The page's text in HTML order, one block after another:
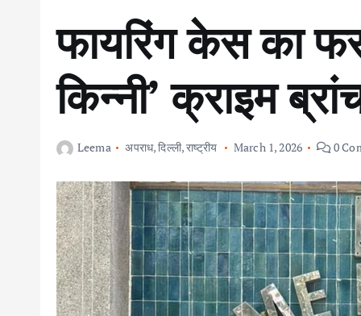
फायरिंग केस का
किन्नी’ क्राइम
Leema अपराध,दिल्ली,राष्ट्रीय March 1, 2026 0